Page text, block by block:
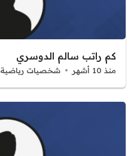
كم راتب سالم الدوسري
منذ 10 أشهر شخصيات رياضية